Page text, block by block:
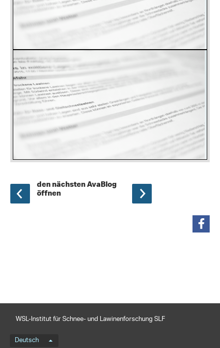
den nächsten AvaBlog
öffnen
WSL-Institut für Schnee- und Lawinenforschung SLF
Deutsch